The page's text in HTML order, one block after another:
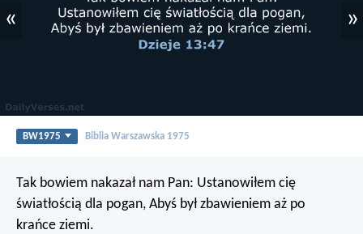
« »
BW1975 Biblia Warszawska 1975
Tak bowiem nakazał nam Pan: Ustanowiłem cię
światłością dla pogan, Abyś był zbawieniem aż po
krańce ziemi.